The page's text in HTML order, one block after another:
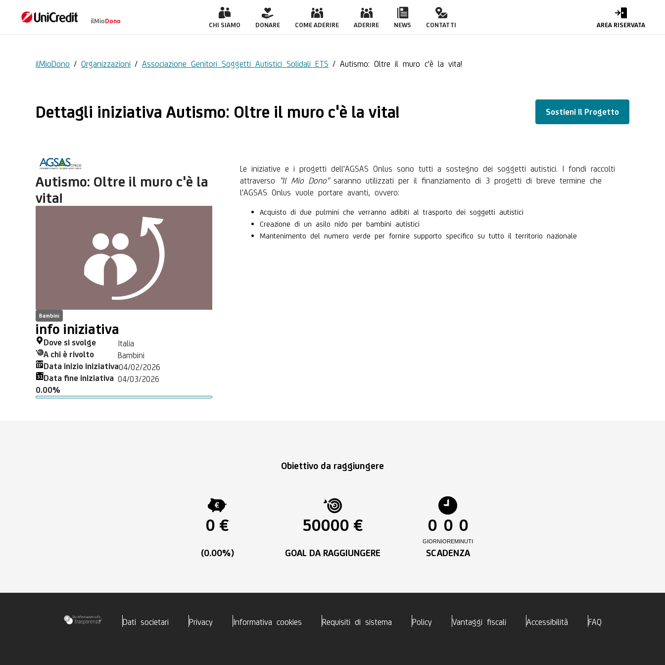
Autismo: Oltre il muro c'è la vita!
ilMioDono
CHI SIAMO DONARE COME ADERIRE ADERIRE NEWS CONTATTI AREA RISERVATA
ilMioDono / Organizzazioni / Associazione Genitori Soggetti Autistici Solidali ETS / Autismo: Oltre il muro c'è la vita!
Dettagli iniziativa Autismo: Oltre il muro c'è la vita! Sostieni Il Progetto
Autismo: Oltre il muro c'è la
vita!
Bambini
info iniziativa
Dove si svolge Italia
A chi è rivolto Bambini
Data inizio iniziativa04/02/2026
Data fine iniziativa 04/03/2026
0.00%
Le iniziative e i progetti dell'AGSAS Onlus sono tutti a sostegno dei soggetti autistici. I fondi raccolti
attraverso
"Il Mio Dono"saranno utilizzati per il finanziamento di 3 progetti di breve termine che
l'AGSAS Onlus vuole portare avanti, ovvero:
Acquisto di due pulmini che verranno adibiti al trasporto dei soggetti autistici
Creazione di un asilo nido per bambini autistici
Mantenimento del numero verde per fornire supporto specifico su tutto il territorio nazionale
Obiettivo da raggiungere
0 €
(0.00%)
50000 €
GOAL DA RAGGIUNGERE
0
GIORNI
0
ORE
0
MINUTI
SCADENZA
Dati societari Privacy Informativa cookies Requisiti di sistema Policy Vantaggi fiscali Accessibilità FAQ